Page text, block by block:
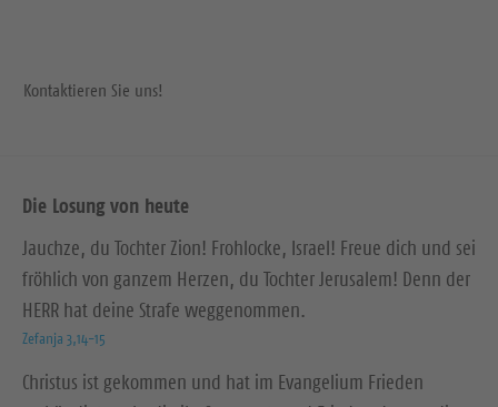
Kontaktieren Sie uns!
Die Losung von heute
Jauchze, du Tochter Zion! Frohlocke, Israel! Freue dich und sei
fröhlich von ganzem Herzen, du Tochter Jerusalem! Denn der
HERR hat deine Strafe weggenommen.
Zefanja 3,14-15
Christus ist gekommen und hat im Evangelium Frieden